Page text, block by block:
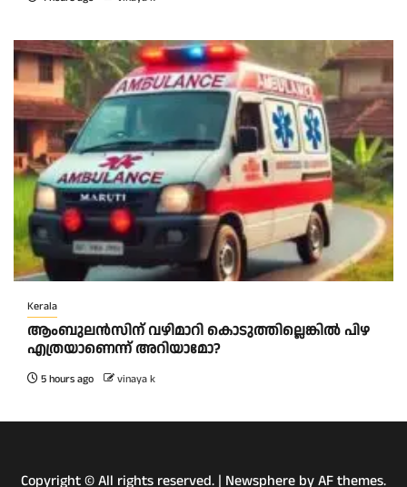
Kerala
ആംബുലന്‍സിന് വഴിമാറി കൊടുത്തില്ലെങ്കില്‍ പിഴ
എത്രയാണെന്ന് അറിയാമോ?
5 hours ago vinaya k
Copyright © All rights reserved. | Newsphere by AF themes.